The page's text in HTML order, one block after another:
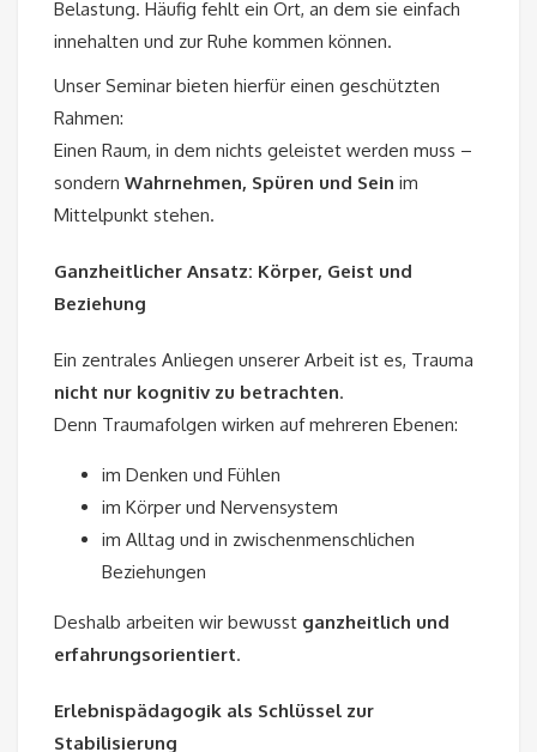
Belastung. Häufig fehlt ein Ort, an dem sie einfach
innehalten und zur Ruhe kommen können.
Unser Seminar bieten hierfür einen geschützten
Rahmen:
Einen Raum, in dem nichts geleistet werden muss –
sondern Wahrnehmen, Spüren und Sein im
Mittelpunkt stehen.
Ganzheitlicher Ansatz: Körper, Geist und
Beziehung
Ein zentrales Anliegen unserer Arbeit ist es, Trauma
nicht nur kognitiv zu betrachten.
Denn Traumafolgen wirken auf mehreren Ebenen:
im Denken und Fühlen
im Körper und Nervensystem
im Alltag und in zwischenmenschlichen
Beziehungen
Deshalb arbeiten wir bewusst ganzheitlich und
erfahrungsorientiert.
Erlebnispädagogik als Schlüssel zur
Stabilisierung